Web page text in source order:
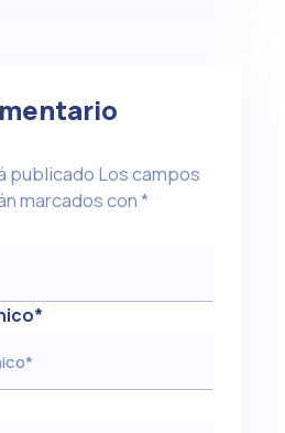
publicado Los campos
marcados con*
*